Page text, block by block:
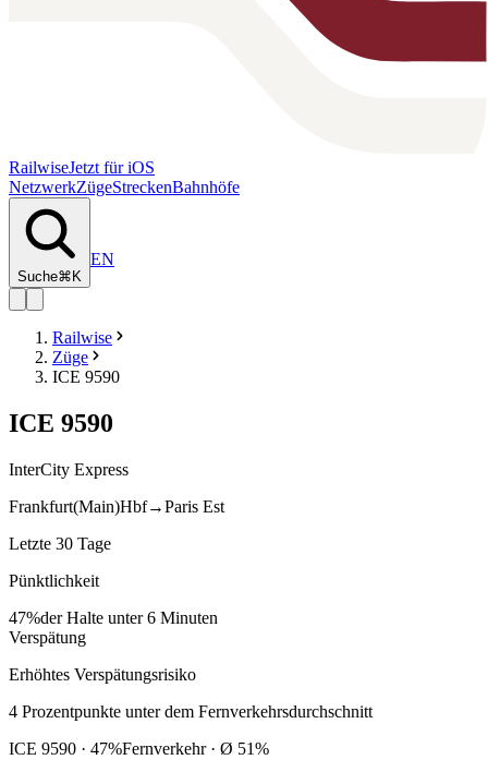
RailwiseJetzt für iOS
NetzwerkZügeStreckenBahnhöfe
Suche⌘K
EN
Railwise
Züge
ICE 9590
ICE 9590
InterCity Express
Frankfurt(Main)Hbf→Paris Est
Letzte 30 Tage
Pünktlichkeit
47%der Halte unter 6 Minuten
Verspätung
Erhöhtes Verspätungsrisiko
4 Prozentpunkte unter dem Fernverkehrsdurchschnitt
ICE 9590 · 47%Fernverkehr · Ø 51%